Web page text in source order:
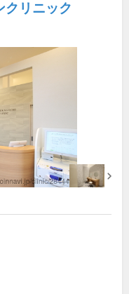
クリニック